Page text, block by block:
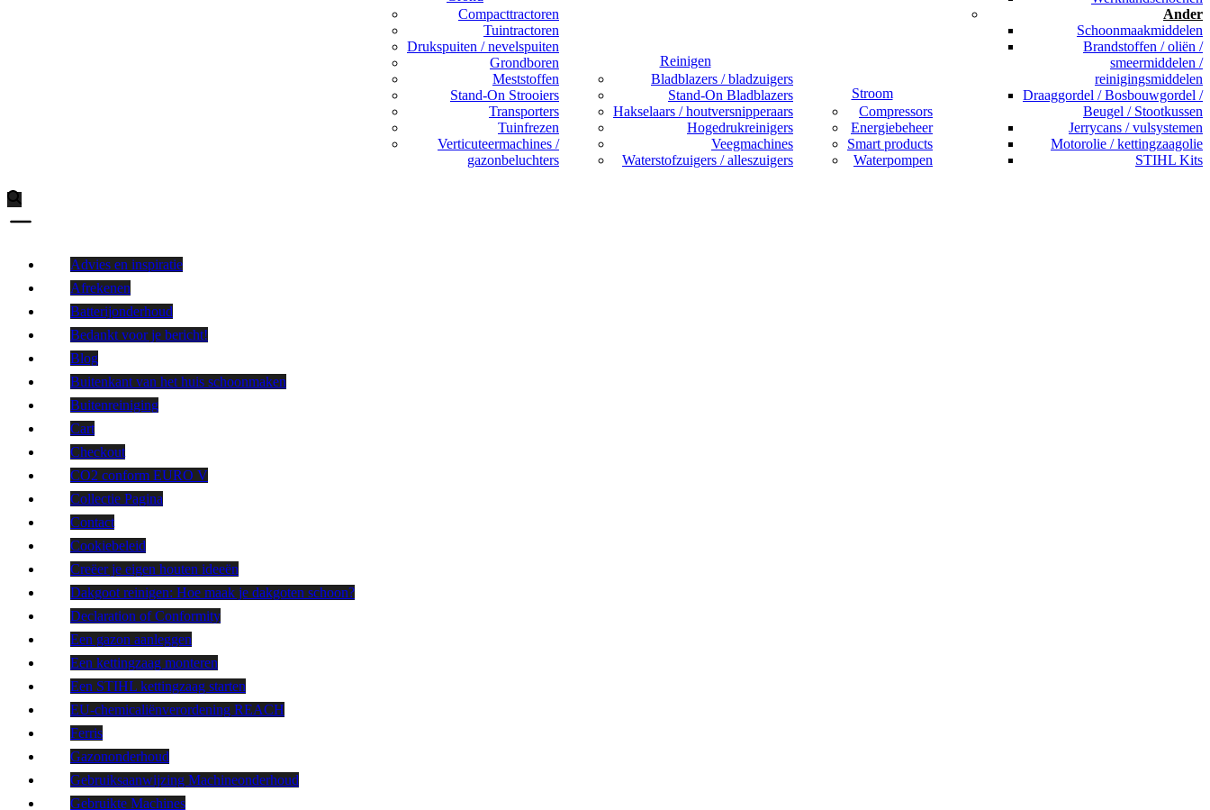
Compacttractoren
Tuintractoren
Drukspuiten / nevelspuiten
Grondboren
Meststoffen
Stand-On Strooiers
Transporters
Tuinfrezen
Verticuteermachines /
gazonbeluchters
Reinigen
Bladblazers / bladzuigers
Stand-On Bladblazers
Hakselaars / houtversnipperaars
Hogedrukreinigers
Veegmachines
Waterstofzuigers / alleszuigers
Stroom
Compressors
Energiebeheer
Smart products
Waterpompen
Ander
Schoonmaakmiddelen
Brandstoffen / oliën /
smeermiddelen /
reinigingsmiddelen
Draaggordel / Bosbouwgordel /
Beugel / Stootkussen
Jerrycans / vulsystemen
Motorolie / kettingzaagolie
STIHL Kits
Advies en inspiratie
Afrekenen
Batterijonderhoud
Bedankt voor je bericht!
Blog
Buitenkant van het huis schoonmaken
Buitenreiniging
Cart
Checkout
CO2 conform EURO V
Collectie Pagina
Contact
Cookiebeleid
Creëer je eigen houten ideeën
Dakgoot reinigen: Hoe maak je dakgoten schoon?
Declaration of Conformity
Een gazon aanleggen
Een kettingzaag monteren
Een STIHL kettingzaag starten
EU-chemicaliënverordening REACH
Ferris
Gazononderhoud
Gebruiksaanwijzing Machineonderhoud
Gebruikte Machines